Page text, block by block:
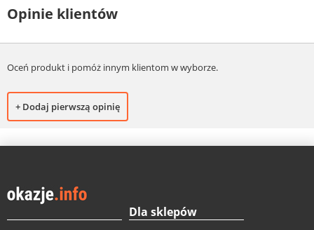
Opinie klientów
Oceń produkt i pomóż innym klientom w wyborze.
+ Dodaj pierwszą opinię
Dla sklepów